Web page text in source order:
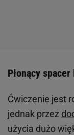
Płonący
Ćwiczenie jest
jednak przez
użycia dużo